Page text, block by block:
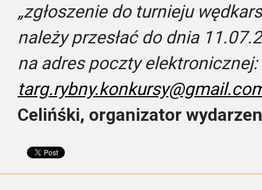
„zgłoszenie do turnieju
należy przesłać do dnia
na adres poczty elektronicznej:
Celińśki, organizator